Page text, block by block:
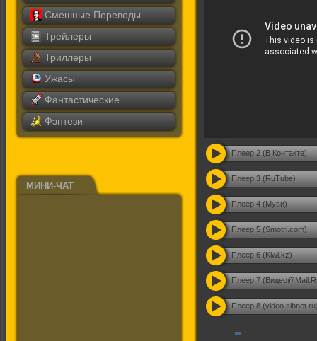
Смешные Переводы
Трейлеры
Триллеры
Ужасы
Фантастические
Фэнтези
МИНИ-ЧАТ
Плеер 2 (В Контакте)
Плеер 3 (RuTube)
Плеер 4 (Муви)
Плеер 5 (Smotri.com)
Плеер 6 (Kiwi.kz)
Плеер 7
Плеер 8